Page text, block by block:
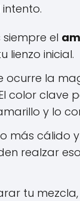
el
lienzo inicial.
ocurre la
color clave
y lo
más cálido
realzar
tu